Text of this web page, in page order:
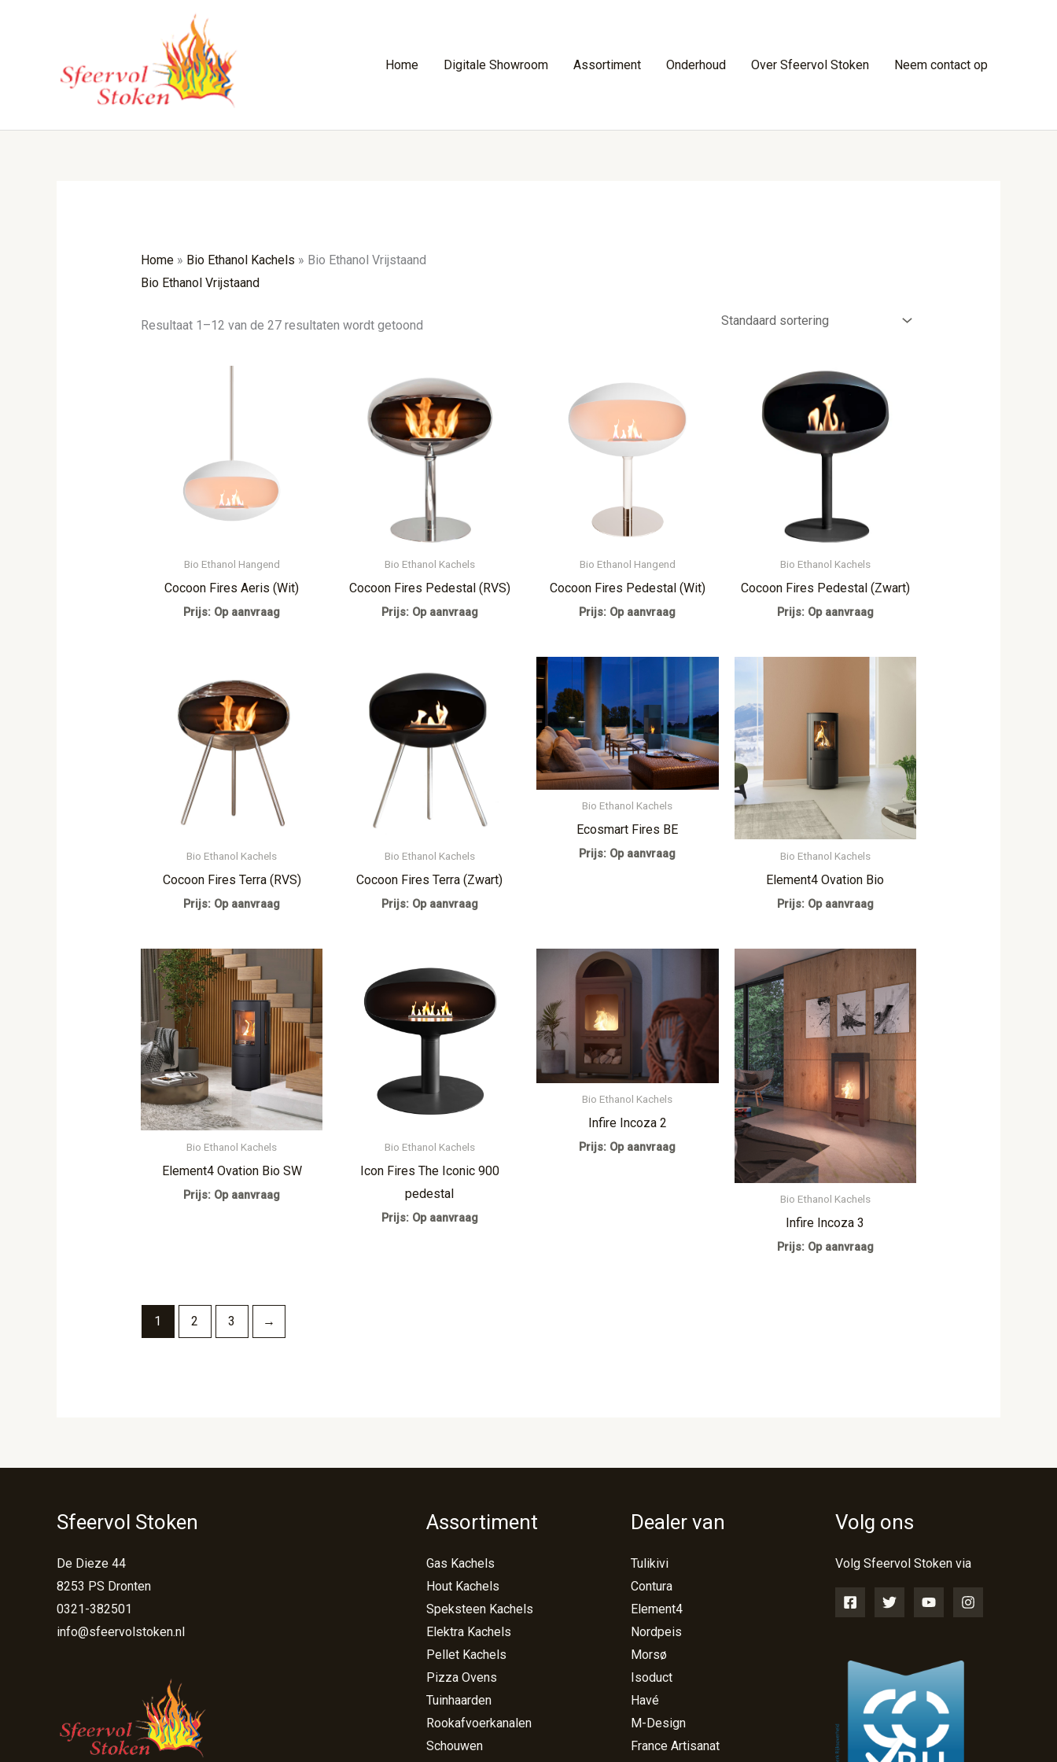
Home Digitale Showroom Assortiment Onderhoud Over Sfeervol Stoken Neem contact op
Home» Bio Ethanol Kachels » Bio Ethanol Vrijstaand
Bio Ethanol Vrijstaand
Resultaat 1–12 van de 27 resultaten wordt getoond
Bio Ethanol Hangend
Cocoon Fires Aeris (Wit)
Prijs: Op aanvraag
Bio Ethanol Kachels
Cocoon Fires Pedestal (RVS)
Prijs: Op aanvraag
Bio Ethanol Hangend
Cocoon Fires Pedestal (Wit)
Prijs: Op aanvraag
Bio Ethanol Kachels
Cocoon Fires Pedestal (Zwart)
Prijs: Op aanvraag
Bio Ethanol Kachels
Cocoon Fires Terra (RVS)
Prijs: Op aanvraag
Bio Ethanol Kachels
Cocoon Fires Terra (Zwart)
Prijs: Op aanvraag
Bio Ethanol Kachels
Ecosmart Fires BE
Prijs: Op aanvraag Bio Ethanol Kachels
Element4 Ovation Bio
Prijs: Op aanvraag
Bio Ethanol Kachels
Element4 Ovation Bio SW
Prijs: Op aanvraag
Bio Ethanol Kachels
Icon Fires The Iconic 900
pedestal
Prijs: Op aanvraag
Bio Ethanol Kachels
Infire Incoza 2
Prijs: Op aanvraag
Bio Ethanol Kachels
Infire Incoza 3
Prijs: Op aanvraag
1 2 3 →
Sfeervol Stoken
De Dieze 44
8253 PS Dronten
0321-382501
info@sfeervolstoken.nl
Assortiment
Gas Kachels
Hout Kachels
Speksteen Kachels
Elektra Kachels
Pellet Kachels
Pizza Ovens
Tuinhaarden
Rookafvoerkanalen
Schouwen
Dealer van
Tulikivi
Contura
Element4
Nordpeis
Morsø
Isoduct
Havé
M-Design
France Artisanat
Volg ons
Volg Sfeervol Stoken via